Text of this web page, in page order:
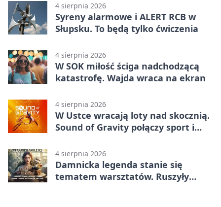
4 sierpnia 2026
Syreny alarmowe i ALERT RCB w
Słupsku. To będą tylko ćwiczenia
4 sierpnia 2026
W SOK miłość ściga nadchodzącą
katastrofę. Wajda wraca na ekran
4 sierpnia 2026
W Ustce wracają loty nad skocznią.
Sound of Gravity połączy sport i
4 sierpnia 2026
Damnicka legenda stanie się
tematem warsztatów. Ruszyły